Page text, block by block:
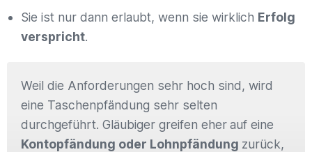
Sie ist nur dann erlaubt, wenn sie wirklich Erfolg
verspricht.
Weil die Anforderungen sehr hoch sind, wird
eine Taschenpfändung sehr selten
durchgeführt. Gläubiger greifen eherauf eine
Kontopfändung oder Lohnpfändung zurück,